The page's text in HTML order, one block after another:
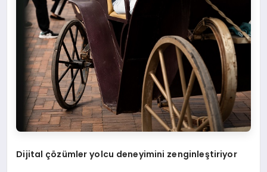
Dijital çözümler yolcu deneyimini zenginleştiriyor